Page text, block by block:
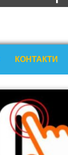
КОНТАКТИ